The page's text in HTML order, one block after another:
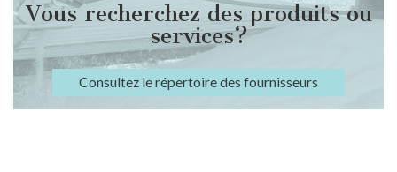
Vous recherchez des produits ou
services?
Consultez le répertoire des fournisseurs